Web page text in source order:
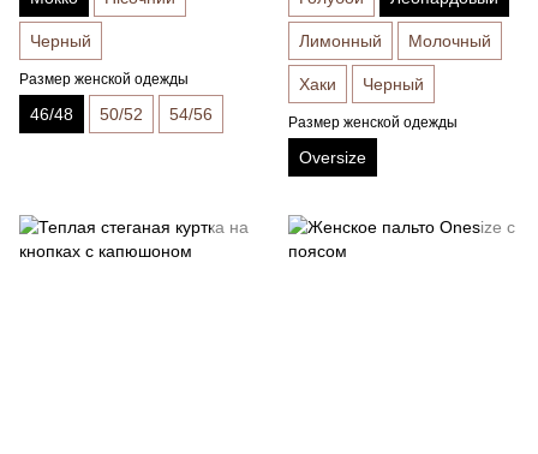
Черный
Размер женской одежды
46/48 50/52 54/56
Лимонный Молочный
Хаки Черный
Размер женской одежды
Oversize